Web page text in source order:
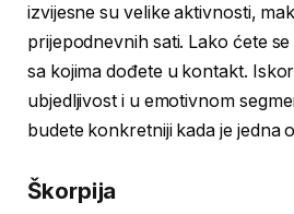
izvijesne su velike aktivnosti,
prijepodnevnih sati. Lako ćete
sa kojima dođete u kontakt.
ubjedljivost i u emotivnom
budete konkretniji kada je jedna
Škorpija